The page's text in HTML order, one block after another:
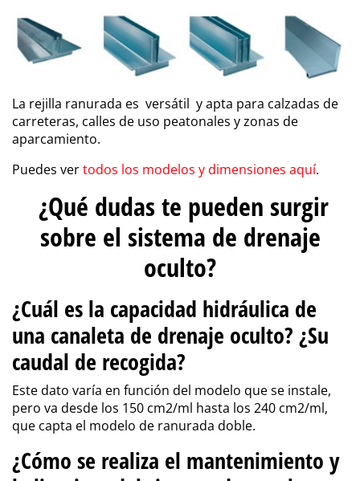
La rejilla ranurada es versátil y apta para calzadas de
carreteras, calles de uso peatonales y zonas de
aparcamiento.
Puedes vertodos los modelos y dimensiones aquí.
¿Qué dudas te pueden surgir
sobre el sistema de drenaje
oculto?
¿Cuál es la capacidad hidráulica de
una canaleta de drenaje oculto? ¿Su
caudal de recogida?
Este dato varía en función del modelo que se instale,
pero va desde los 150 cm2/ml hasta los 240 cm2/ml,
que capta el modelo de ranurada doble.
¿Cómo se realiza el mantenimiento y